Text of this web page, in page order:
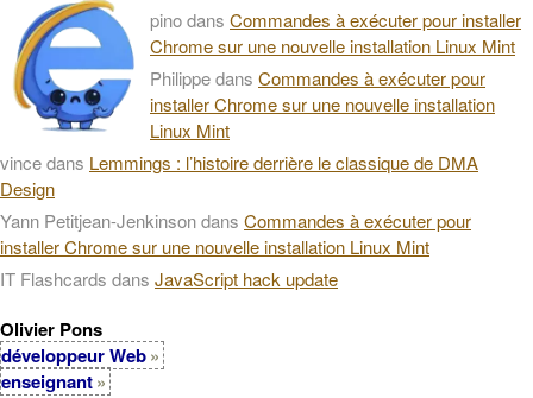
pinodans Commandes à exécuter pour installer
Chrome sur une nouvelle installation Linux Mint
Philippedans Commandes à exécuter pour
installer Chrome sur une nouvelle installation
Linux Mint
vincedans Lemmings : l’histoire derrière le classique de DMA
Design
Yann Petitjean-Jenkinsondans Commandes à exécuter pour
installer Chrome sur une nouvelle installation Linux Mint
IT Flashcards dans JavaScript hack update
Olivier Pons
développeur Web
enseignant